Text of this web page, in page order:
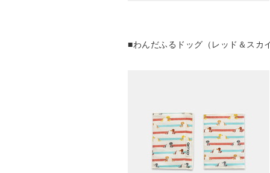
■わんだふるドッグ（レッド＆スカ